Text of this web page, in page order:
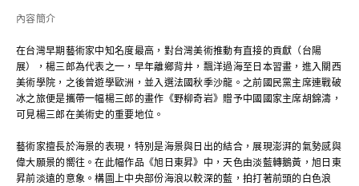
內容簡介
在台灣早期藝術家中知名度最高，對台灣美術推動有直接的貢獻（台陽
展），楊三郎為代表之一，早年離鄉背井，飄洋過海至日本習畫，進入關西
美術學院，之後曾遊學歐洲，並入選法國秋季沙龍。之前國民黨主席連戰破
冰之旅便是攜帶一幅楊三郎的畫作《野柳奇岩》贈予中國國家主席胡錦濤，
可見楊三郎在美術史的重要地位。
藝術家擅長於海景的表現，特別是海景與日出的結合，展現澎湃的氣勢感與
偉大願景的嚮往。在此幅作品《旭日東昇》中，天色由淡藍轉鵝黃，旭日東
昇前淡遠的意象。構圖上中央部份海浪以較深的藍，拍打著前頭的白色浪